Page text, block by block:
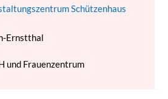
Schützenhaus
Ernstthal
und Frauenzentrum